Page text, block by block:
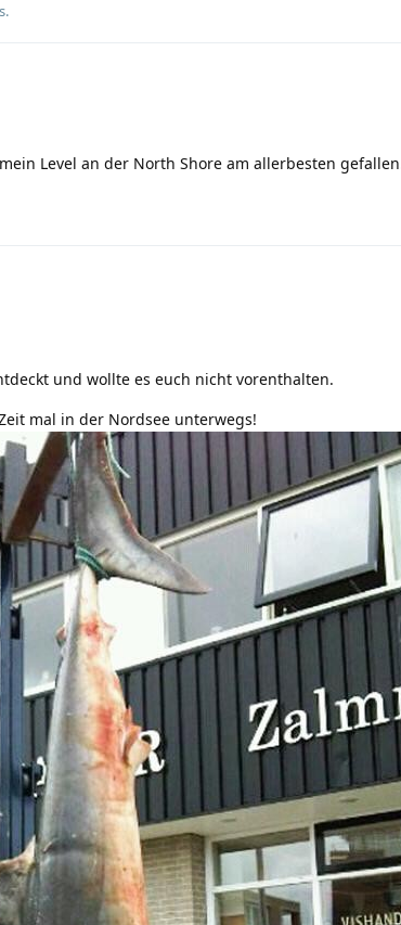
Level an der North Shore am allerbesten
und wollte es euch nicht vorenthalten.
mal in der Nordsee unterwegs!